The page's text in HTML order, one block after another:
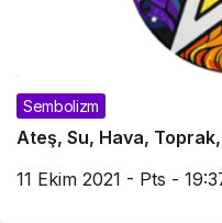
Sembolizm
Ateş, Su, Hava,
11 Ekim 2021 - Pts -